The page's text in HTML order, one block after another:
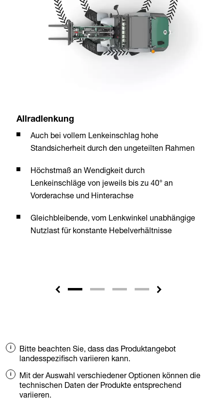
Allradlenkung
Auch bei vollem Lenkeinschlag hohe
Standsicherheit durch den ungeteilten Rahmen
Höchstmaß an Wendigkeit durch
Lenkeinschläge von jeweils bis zu 40° an
Vorderachse und Hinterachse
Gleichbleibende, vom Lenkwinkel unabhängige
Nutzlast für konstante Hebelverhältnisse
Bitte beachten Sie, dass das Produktangebot
landesspezifisch variieren kann.
Mit der Auswahl verschiedener Optionen können die
technischen Daten der Produkte entsprechend
variieren.